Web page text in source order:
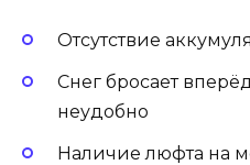
Отсутствие
Снег бросает
неудобно
Наличие люфта на